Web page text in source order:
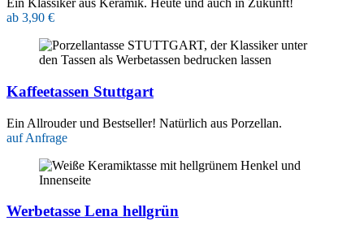
Ein Klassiker aus Keramik. Heute und auch in Zukunft!
ab 3,90 €
Kaffeetassen Stuttgart
Ein Allrouder und Bestseller! Natürlich aus Porzellan.
auf Anfrage
Werbetasse Lena hellgrün